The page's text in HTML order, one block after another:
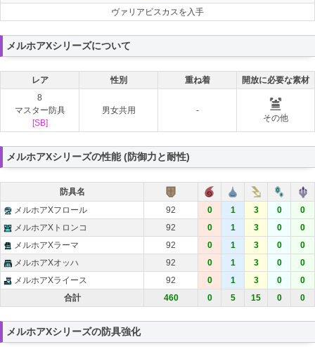
ヴァリアビスカスを入手
メルホアXシリーズについて
レア 性別 重ね着
開放に必要な素材
8
マスター防具
[SB]
男女共用 -
その他
メルホアXシリーズの性能 (防御力と耐性)
防具名
メルホアXフロール
92 0 1 3 0
0
メルホアXトロンコ
92 0 1 3 0
0
メルホアXラーマ
92 0 1 3 0
0
メルホアXオッハ
92 0 1 3 0
0
メルホアXライース
92 0 1 3 0
0
合計
460 0 5 15 0 0
メルホアXシリーズの防具強化